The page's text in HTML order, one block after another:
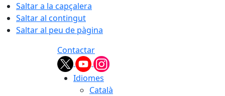
Saltar a la capçalera
Saltar al contingut
Saltar al peu de pàgina
Contactar
Idiomes
Català